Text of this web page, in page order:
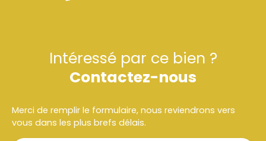
Intéressé par ce bien ?
Contactez-nous
Merci de remplir le formulaire, nous reviendrons vers
vous dans les plus brefs délais.